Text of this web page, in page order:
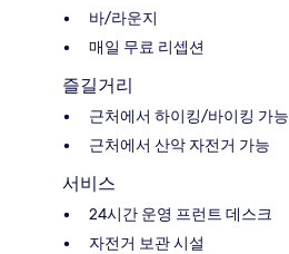
바/라운지
매일 무료 리셉션
즐길거리
근처에서 하이킹/바이킹 가능
근처에서 산악 자전거 가능
서비스
24시간 운영 프런트 데스크
자전거 보관 시설